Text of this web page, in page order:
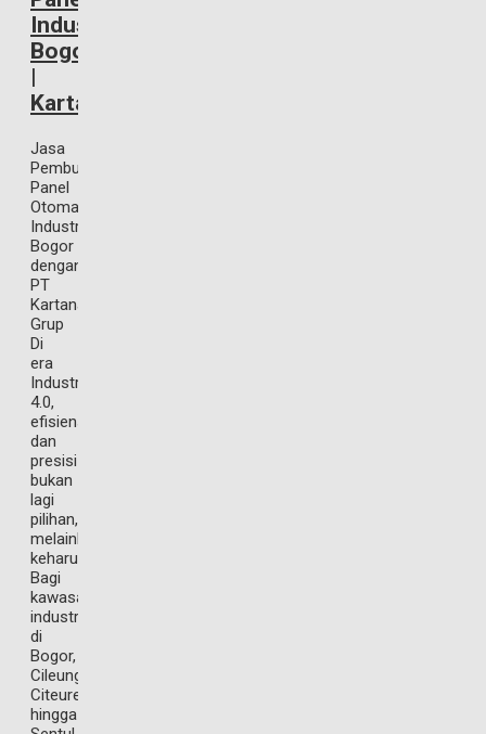
Industri
Bogor
|
Kartanagari
Jasa
Pembuatan
Panel
Otomasi
Industri
Bogor
dengan
PT
Kartanagari
Grup
Di
era
Industri
4.0,
efisiensi
dan
presisi
bukan
lagi
pilihan,
melainkan
keharusan.
Bagi
kawasan
industri
di
Bogor,
Cileungsi,
Citeureup,
hingga